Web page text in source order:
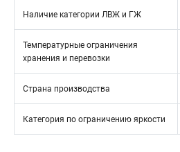
Наличие категории ЛВЖ и ГЖ
Температурные ограничения
хранения и перевозки
Страна производства
Категория по ограничению яркости